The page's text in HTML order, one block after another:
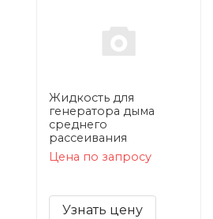
Жидкость для
генератора дыма
среднего
рассеивания
Цена по запросу
Узнать цену